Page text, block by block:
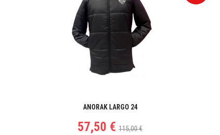
ANORAK LARGO 24
57,50 € 115,00 €